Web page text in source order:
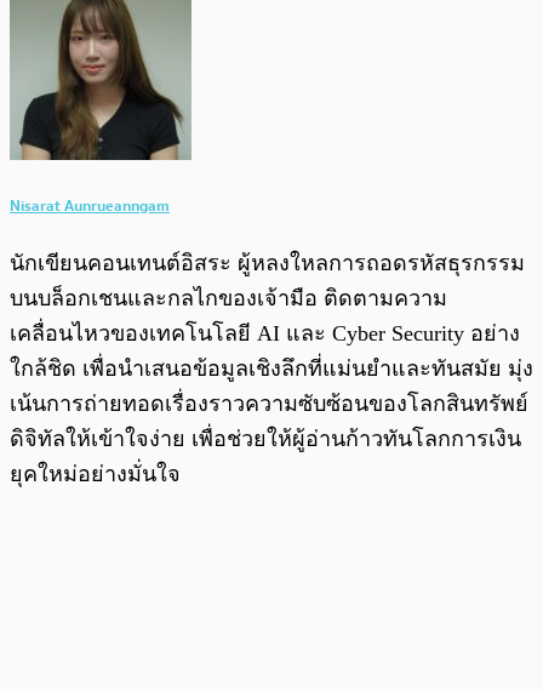
Nisarat Aunrueanngam
นักเขียนคอนเทนต์อิสระ ผู้หลงใหลการถอดรหัสธุรกรรม
บนบล็อกเชนและกลไกของเจ้ามือ ติดตามความ
เคลื่อนไหวของเทคโนโลยี AI และ Cyber Security อย่าง
ใกล้ชิด เพื่อนำเสนอข้อมูลเชิงลึกที่แม่นยำและทันสมัย มุ่ง
เน้นการถ่ายทอดเรื่องราวความซับซ้อนของโลกสินทรัพย์
ดิจิทัลให้เข้าใจง่าย เพื่อช่วยให้ผู้อ่านก้าวทันโลกการเงิน
ยุคใหม่อย่างมั่นใจ